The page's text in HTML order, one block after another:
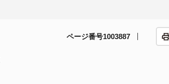
ページ番号1003887